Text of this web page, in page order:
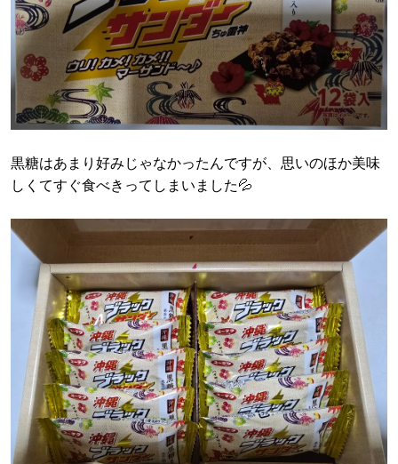
黒糖はあまり好みじゃなかったんですが、思いのほか美味
しくてすぐ食べきってしまいました💦